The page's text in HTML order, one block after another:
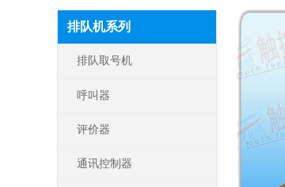
排队机系列
排队取号机
呼叫器
评价器
通讯控制器